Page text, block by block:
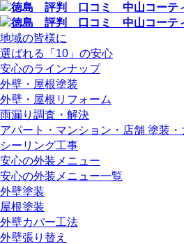
地域の皆様に
選ばれる「10」の安心
安心のラインナップ
外壁・屋根塗装
外壁・屋根リフォーム
雨漏り調査・解決
アパート・マンション・店舗 塗装
シーリング工事
安心の外装メニュー
安心の外装メニュー一覧
外壁塗装
屋根塗装
外壁カバー工法
外壁張り替え